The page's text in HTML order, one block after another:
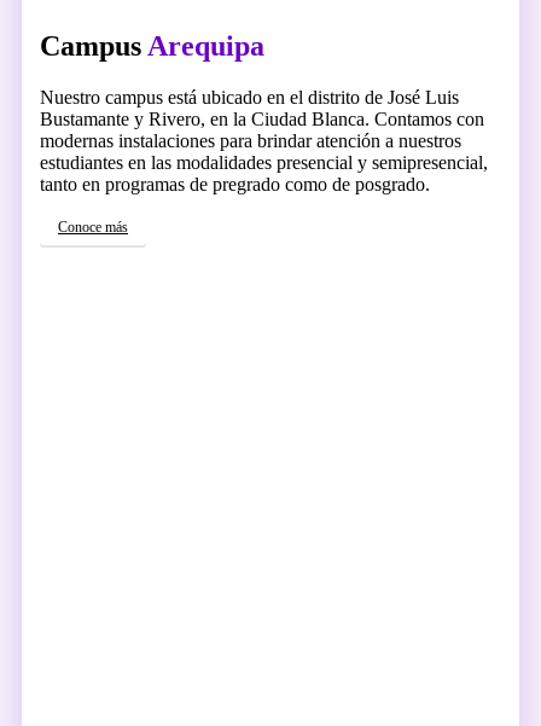
Campus Arequipa
Nuestro campus está ubicado en el distrito de José Luis
Bustamante y Rivero, en la Ciudad Blanca. Contamos con
modernas instalaciones para brindar atención a nuestros
estudiantes en las modalidades presencial y semipresencial,
tanto en programas de pregrado como de posgrado.
Conoce más